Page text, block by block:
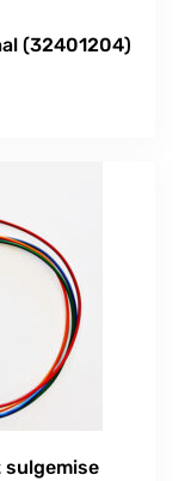
(32401204)